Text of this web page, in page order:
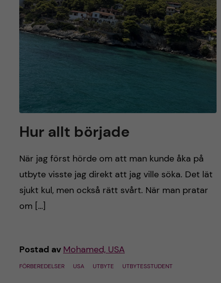
Hur allt började
När jag först hörde om att man kunde åka på
utbyte visste jag direkt att jag ville söka. Det lät
sjukt kul, men också rätt svårt. När man pratar
om […]
Postad av Mohamed, USA
FÖRBEREDELSER USA UTBYTE UTBYTESSTUDENT